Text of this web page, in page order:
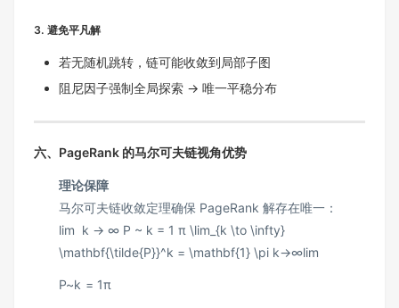
3. 避免平凡解
若无随机跳转，链可能收敛到局部子图
阻尼因子强制全局探索 → 唯一平稳分布
六、PageRank 的马尔可夫链视角优势
理论保障
马尔可夫链收敛定理确保 PageRank 解存在唯一：
lim ⁡ k → ∞ P ~ k = 1 π \lim_{k \to \infty}
\mathbf{\tilde{P}}^k = \mathbf{1} \pi k→∞lim
P~k = 1π